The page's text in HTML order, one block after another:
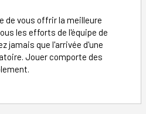
de vous offrir la meilleure
les efforts de l'équipe de
jamais que l'arrivée d'une
Jouer comporte des